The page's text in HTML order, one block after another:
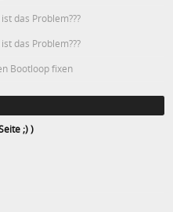
das Problem???
das Problem???
Bootloop fixen
;) )